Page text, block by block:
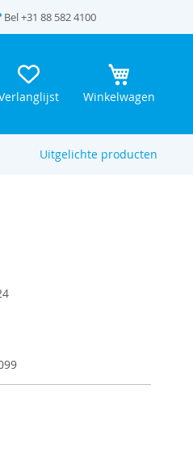
Bel+31 88 582 4100
Winkelwagen
Uitgelichte producten